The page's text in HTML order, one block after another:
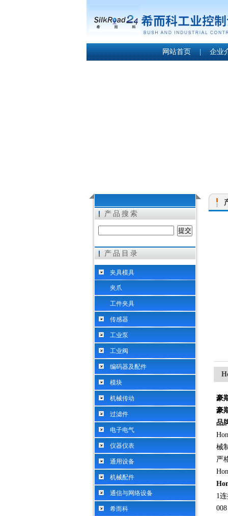
希而科工业控制设备（上海）有限公司
网站首页 | 企业
产品搜索
产品目录
夹具模具
夹爪
工件夹具
传感器
工业泵
工业阀
编码器及配件
模块
机械传动
过滤件
电子电气
仪器仪表
通用设备
机械配件
通信与网络设备
希而科
豪
豪
品
械
严
1
008